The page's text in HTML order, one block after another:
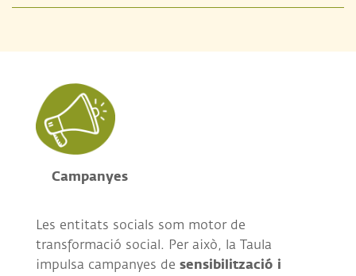
Campanyes
Les entitats socials som motor de
transformació social. Per això, la Taula
impulsa campanyes de sensibilització i